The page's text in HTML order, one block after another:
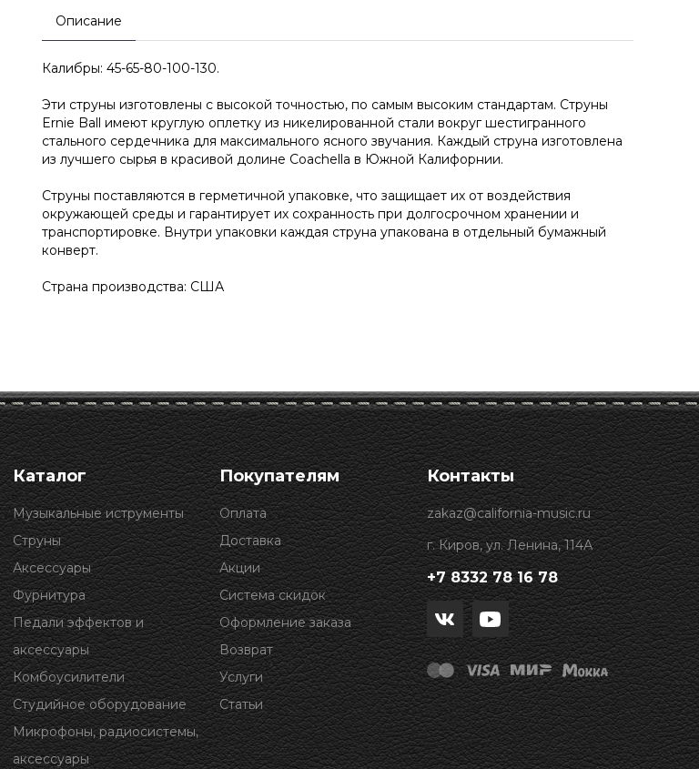
Описание
Калибры: 45-65-80-100-130.
Эти струны изготовлены с высокой точностью, по самым высоким стандартам. Струны
Ernie Ball имеют круглую оплетку из никелированной стали вокруг шестигранного
стального сердечника для максимального ясного звучания. Каждый струна изготовлена
из лучшего сырья в красивой долине Coachella в Южной Калифорнии.
Струны поставляются в герметичной упаковке, что защищает их от воздействия
окружающей среды и гарантирует их сохранность при долгосрочном хранении и
транспортировке. Внутри упаковки каждая струна упакована в отдельный бумажный
конверт.
Страна производства: США
Каталог
Музыкальные иструменты
Струны
Аксессуары
Фурнитура
Педали эффектов и
аксессуары
Комбоусилители
Студийное оборудование
Микрофоны, радиосистемы,
аксессуары
Покупателям
Оплата
Доставка
Акции
Система скидок
Оформление заказа
Возврат
Услуги
Статьи
Контакты
zakaz@california-music.ru
г. Киров, ул. Ленина, 114А
+7 8332 78 16 78